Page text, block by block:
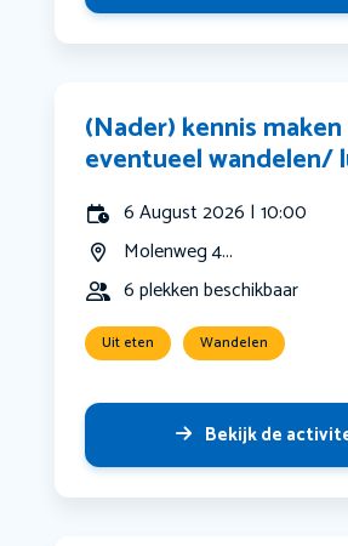
(Nader) kennis
eventueel wandelen/
6 August 2026 | 10:00
Molenweg 4...
6 plekken beschikbaar
Uit eten Wandelen
Bekijk de